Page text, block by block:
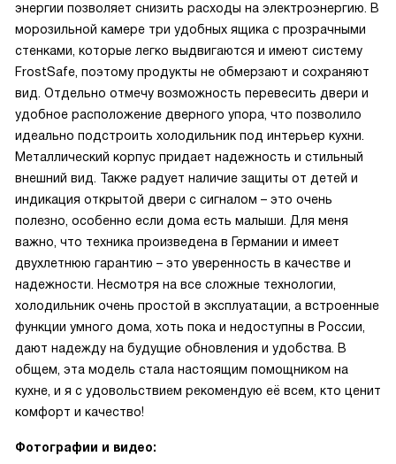
энергии позволяет снизить расходы на электроэнергию. В
морозильной камере три удобных ящика с прозрачными
стенками, которые легко выдвигаются и имеют систему
FrostSafe, поэтому продукты не обмерзают и сохраняют
вид. Отдельно отмечу возможность перевесить двери и
удобное расположение дверного упора, что позволило
идеально подстроить холодильник под интерьер кухни.
Металлический корпус придает надежность и стильный
внешний вид. Также радует наличие защиты от детей и
индикация открытой двери с сигналом – это очень
полезно, особенно если дома есть малыши. Для меня
важно, что техника произведена в Германии и имеет
двухлетнюю гарантию – это уверенность в качестве и
надежности. Несмотря на все сложные технологии,
холодильник очень простой в эксплуатации, а встроенные
функции умного дома, хоть пока и недоступны в России,
дают надежду на будущие обновления и удобства. В
общем, эта модель стала настоящим помощником на
кухне, и я с удовольствием рекомендую её всем, кто ценит
комфорт и качество!
Фотографии и видео: